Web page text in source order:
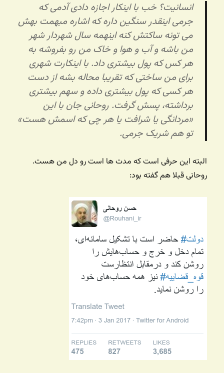
انسانیت؟ خب با اینکار اجازه دادی آدمی که
جرمی اینقدر سنگین داره که اشاره مبهمت بهش
می تونه ساکتش کنه اینهمه سال شهردار شهر
من باشه و آب و هوا و خاک من رو بفروشه به
هر کس که پول بیشتری داد. با اینکارت شهری
برای من ساختی که تقریبا محاله بشه از دست
هر کسی که پول بیشتری داده و سهم بیشتری
برداشته، پسش گرفت. روحانی جان با این
«مردانگی یا شرافت یا هر چی که اسمش هست»
تو هم شریک جرمی.
البته این حرفی است که مدت ها است رو دل من هست.
روحانی قبلا هم گفته بود: